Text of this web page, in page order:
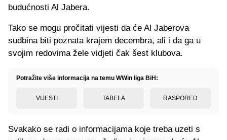
budućnosti Al Jabera.
Tako se mogu pročitati vijesti da će Al Jaberova
sudbina biti poznata krajem decembra, ali i da ga u
svojim redovima žele vidjeti čak šest klubova.
Potražite više informacija na temu WWin liga BiH:
VIJESTI TABELA RASPORED
Svakako se radi o informacijama koje treba uzeti s